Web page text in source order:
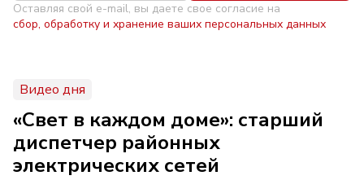
Оставляя свой e-mail, вы даете свое согласие на
сбор, обработку и хранение ваших персональных данных
Видео дня
«Свет в каждом доме»: старший
диспетчер районных
электрических сетей